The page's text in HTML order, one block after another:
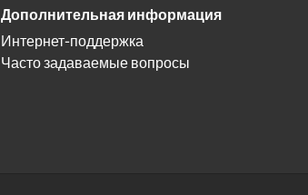
Дополнительная информация
Интернет-поддержка
Часто задаваемые вопросы